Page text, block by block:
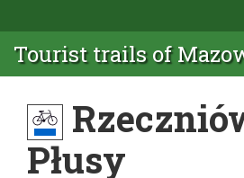
Tourist trails of
Płusy